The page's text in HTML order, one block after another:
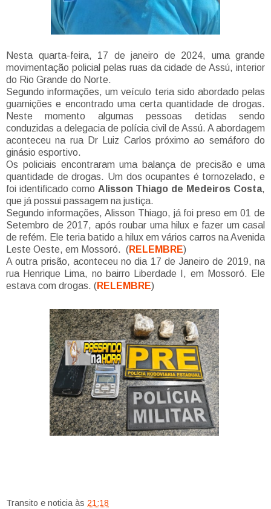
Nesta quarta-feira, 17 de janeiro de 2024, uma grande
movimentação policial pelas ruas da cidade de Assú, interior
do Rio Grande do Norte.
Segundo informações, um veículo teria sido abordado pelas
guarnições e encontrado uma certa quantidade de drogas.
Neste momento algumas pessoas detidas sendo
conduzidas a delegacia de polícia civil de Assú. A abordagem
aconteceu na rua Dr Luiz Carlos próximo ao semáforo do
ginásio esportivo.
Os policiais encontraram uma balança de precisão e uma
quantidade de drogas. Um dos ocupantes é tornozelado, e
foi identificado como Alisson Thiago de Medeiros Costa,
que já possui passagem na justiça.
Segundo informações, Alisson Thiago, já foi preso em 01 de
Setembro de 2017, após roubar uma hilux e fazer um casal
de refém. Ele teria batido a hilux em vários carros na Avenida
Leste Oeste, em Mossoró. (RELEMBRE)
A outra prisão, aconteceu no dia 17 de Janeiro de 2019, na
rua Henrique Lima, no bairro Liberdade I, em Mossoró. Ele
estava com drogas. (RELEMBRE)
Transito e noticia às 21:18